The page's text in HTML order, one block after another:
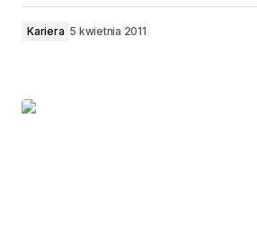
Kariera 5 kwietnia 2011